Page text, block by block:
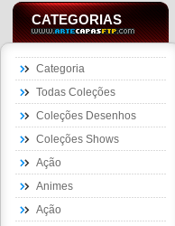
CATEGORIAS
Categoria
Todas Coleções
Coleções Desenhos
Coleções Shows
Ação
Animes
Ação